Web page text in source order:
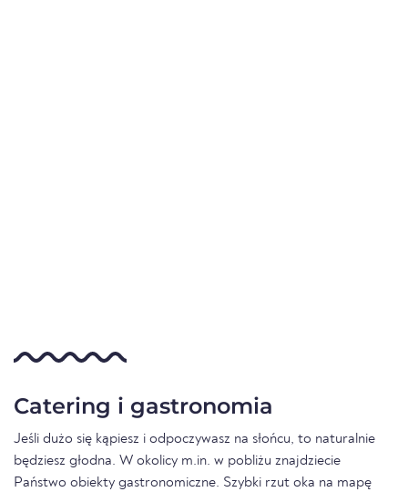
Catering i gastronomia
Jeśli dużo się kąpiesz i odpoczywasz na słońcu, to naturalnie
będziesz głodna. W okolicy m.in. w pobliżu znajdziecie
Państwo obiekty gastronomiczne. Szybki rzut oka na mapę